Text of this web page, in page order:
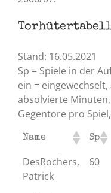
Stand: 16.05.2021
Sp = Spiele in der
ein =
absolvierte Minuten,
Gegentore pro
Name Sp
DesRochers,
Patrick
60